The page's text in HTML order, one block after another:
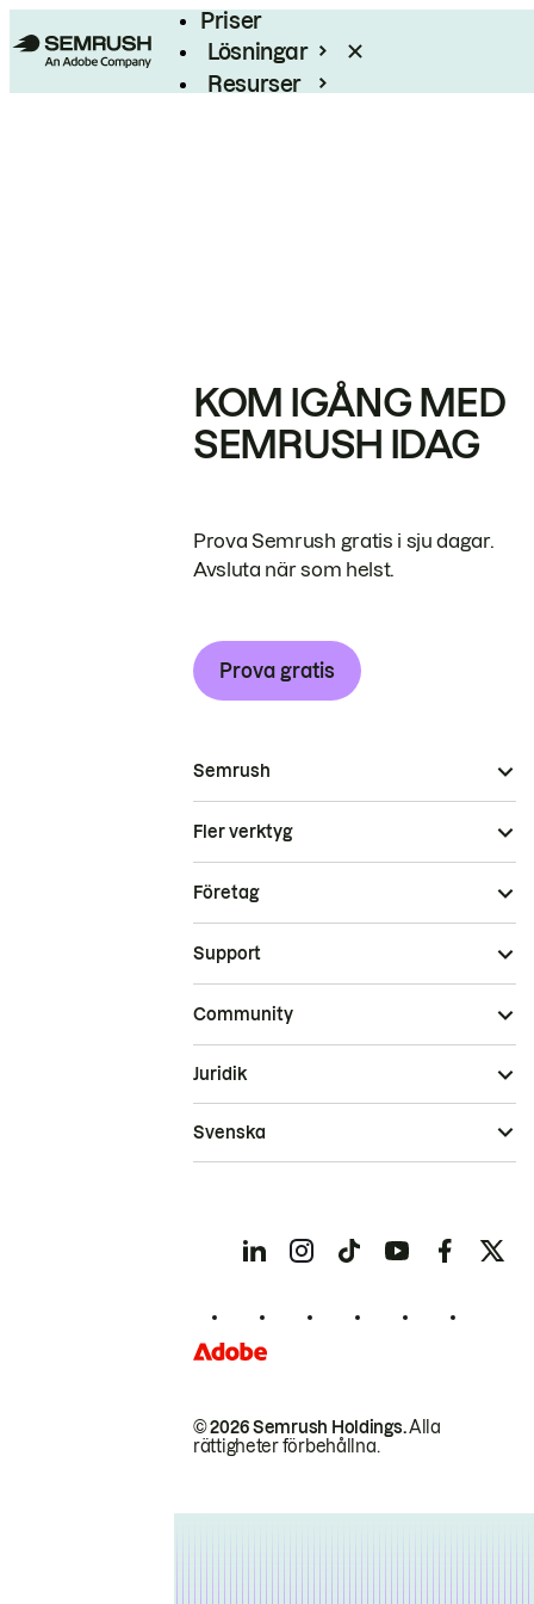
Priser
Lösningar
Resurser
KOM IGÅNG MED
SEMRUSH IDAG
Prova Semrush gratis i sju dagar.
Avsluta när som helst.
Prova gratis
Semrush
Fler verktyg
Företag
Support
Community
© 2026 Semrush Holdings.Alla
rättigheter förbehållna.
Juridik
Svenska